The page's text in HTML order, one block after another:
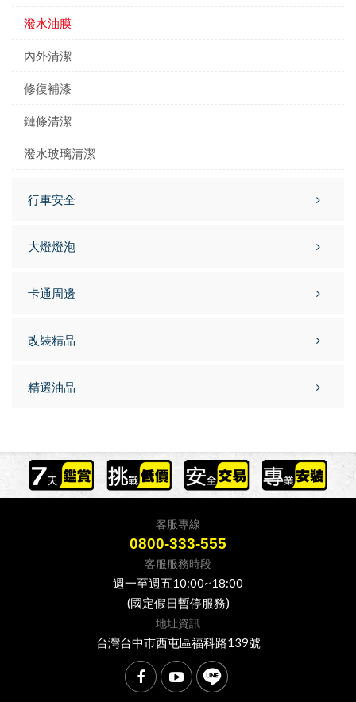
潑水油膜
內外清潔
修復補漆
鏈條清潔
潑水玻璃清潔
行車安全
大燈燈泡
卡通周邊
改裝精品
精選油品
客服專線
0800-333-555
客服服務時段
週一至週五10:00~18:00
(國定假日暫停服務)
地址資訊
台灣台中市西屯區福科路139號